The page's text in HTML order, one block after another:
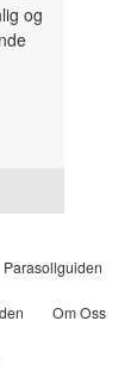
og
Parasollguiden
Om Oss